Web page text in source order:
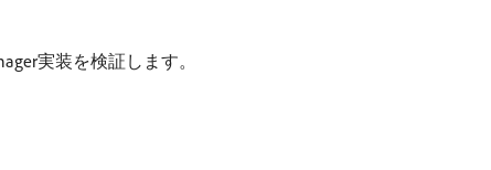
実装を検証します。